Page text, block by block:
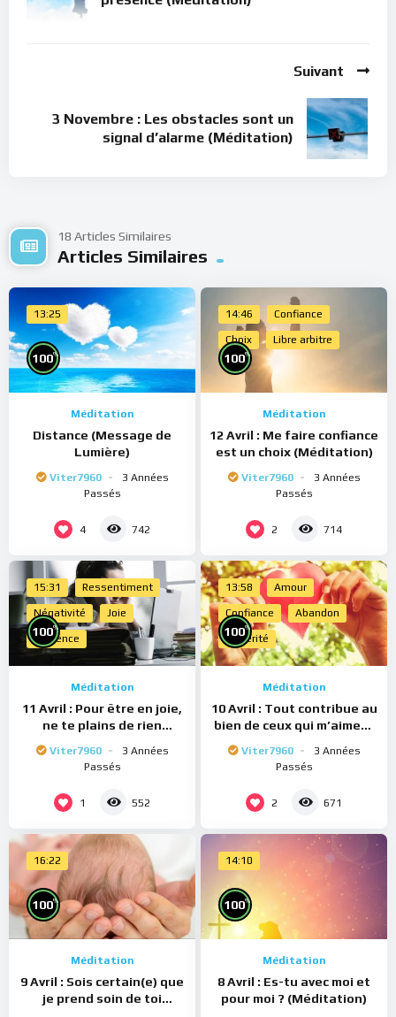
Suivant
3 Novembre : Les obstacles sont un
signal d’alarme (Méditation)
18 Articles Similaires
Articles Similaires
13:25
100%
Méditation
Distance (Message de
Lumière)
Viter7960
3 Années
Passés
4 742
14:46 Confiance
Choix Libre arbitre
100%
Méditation
12 Avril : Me faire confiance
est un choix (Méditation)
Viter7960
3 Années
Passés
2 714
15:31 Ressentiment
Négativité Joie
Présence
100%
Méditation
11 Avril : Pour être en joie,
ne te plains de rien
Viter7960
3 Années
Passés
1 552
13:58 Amour
Confiance Abandon
Sincérité
100%
Méditation
10 Avril : Tout contribue au
bien de ceux qui m’aiment
Viter7960
3 Années
Passés
2 671
16:22
100%
Méditation
9 Avril : Sois certain(e) que
je prend soin de toi
14:10
100%
Méditation
8 Avril : Es-tu avec moi et
pour moi ? (Méditation)